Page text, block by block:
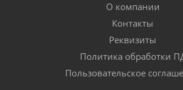
О компании
Контакты
Реквизиты
Политика обработки
Пользовательское